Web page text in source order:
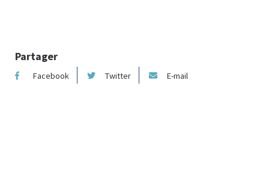
Partager
Facebook Twitter E-mail